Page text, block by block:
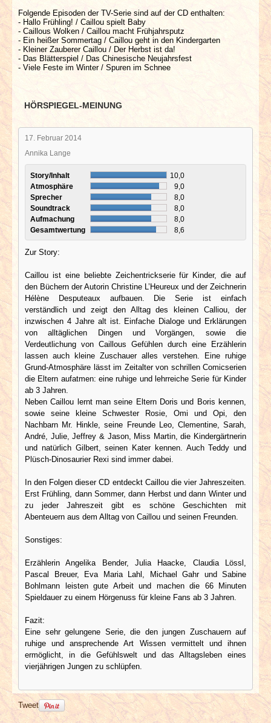
Folgende Episoden der TV-Serie sind auf der CD enthalten:
- Hallo Frühling! / Caillou spielt Baby
- Caillous Wolken / Caillou macht Frühjahrsputz
- Ein heißer Sommertag / Caillou geht in den Kindergarten
- Kleiner Zauberer Caillou / Der Herbst ist da!
- Das Blätterspiel / Das Chinesische Neujahrsfest
- Viele Feste im Winter / Spuren im Schnee
HÖRSPIEGEL-MEINUNG
17. Februar 2014
Annika Lange
Story/Inhalt
10,0
Atmosphäre
9,0
Sprecher
8,0
Soundtrack
8,0
Aufmachung
8,0
Gesamtwertung
8,6
Zur Story:
Caillou ist eine beliebte Zeichentrickserie für Kinder, die auf
den Büchern der Autorin Christine L’Heureux und der Zeichnerin
Hélène Desputeaux aufbauen. Die Serie ist einfach
verständlich und zeigt den Alltag des kleinen Calliou, der
inzwischen 4 Jahre alt ist. Einfache Dialoge und Erklärungen
von alltäglichen Dingen und Vorgängen, sowie die
Verdeutlichung von Caillous Gefühlen durch eine Erzählerin
lassen auch kleine Zuschauer alles verstehen. Eine ruhige
Grund-Atmosphäre lässt im Zeitalter von schrillen Comicserien
die Eltern aufatmen: eine ruhige und lehrreiche Serie für Kinder
ab 3 Jahren.
Neben Caillou lernt man seine Eltern Doris und Boris kennen,
sowie seine kleine Schwester Rosie, Omi und Opi, den
Nachbarn Mr. Hinkle, seine Freunde Leo, Clementine, Sarah,
André, Julie, Jeffrey & Jason, Miss Martin, die Kindergärtnerin
und natürlich Gilbert, seinen Kater kennen. Auch Teddy und
Plüsch-Dinosaurier Rexi sind immer dabei.
In den Folgen dieser CD entdeckt Caillou die vier Jahreszeiten.
Erst Frühling, dann Sommer, dann Herbst und dann Winter und
zu jeder Jahreszeit gibt es schöne Geschichten mit
Abenteuern aus dem Alltag von Caillou und seinen Freunden.
Sonstiges:
Erzählerin Angelika Bender, Julia Haacke, Claudia Lössl,
Pascal Breuer, Eva Maria Lahl, Michael Gahr und Sabine
Bohlmann leisten gute Arbeit und machen die 66 Minuten
Spieldauer zu einem Hörgenuss für kleine Fans ab 3 Jahren.
Fazit:
Eine sehr gelungene Serie, die den jungen Zuschauern auf
ruhige und ansprechende Art Wissen vermittelt und ihnen
ermöglicht, in die Gefühlswelt und das Alltagsleben eines
vierjährigen Jungen zu schlüpfen.
Tweet